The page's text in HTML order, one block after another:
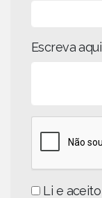
Escreva
Li e